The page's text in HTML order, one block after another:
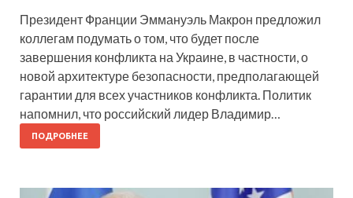
Президент Франции Эммануэль Макрон предложил
коллегам подумать о том, что будет после
завершения конфликта на Украине, в частности, о
новой архитектуре безопасности, предполагающей
гарантии для всех участников конфликта. Политик
напомнил, что российский лидер Владимир…
ПОДРОБНЕЕ